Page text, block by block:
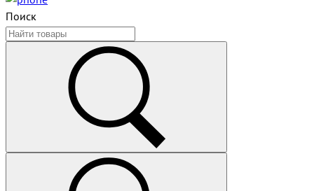
Поиск